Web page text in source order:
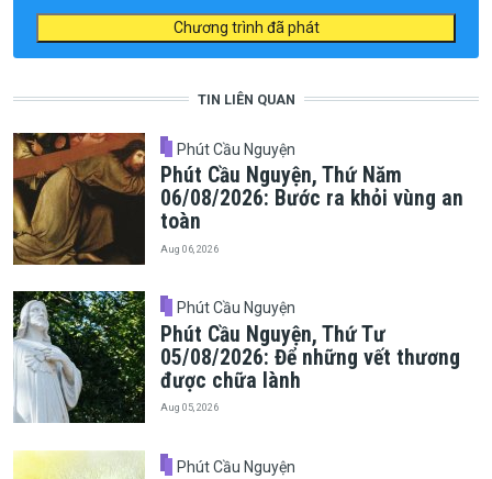
Chương trình đã phát
TIN LIÊN QUAN
Phút Cầu Nguyện
Phút Cầu Nguyện, Thứ Năm
06/08/2026: Bước ra khỏi vùng an
toàn
Aug 06, 2026
Phút Cầu Nguyện
Phút Cầu Nguyện, Thứ Tư
05/08/2026: Để những vết thương
được chữa lành
Aug 05, 2026
Phút Cầu Nguyện